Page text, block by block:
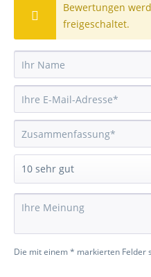
Bewertungen
freigeschaltet.
Die mit einem * markierten Felder